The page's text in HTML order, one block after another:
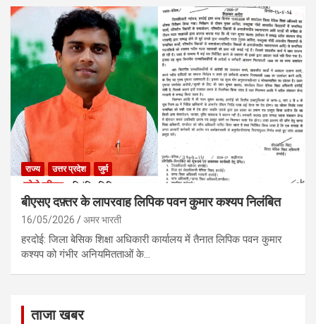
राज्य उत्तर प्रदेश जुर्म
बीएसए दफ़्तर के लापरवाह लिपिक पवन कुमार कश्यप निलंबित
16/05/2026 अमर भारती
हरदोई: जिला बेसिक शिक्षा अधिकारी कार्यालय में तैनात लिपिक पवन कुमार
कश्यप को गंभीर अनियमितताओं के…
ताजा खबर